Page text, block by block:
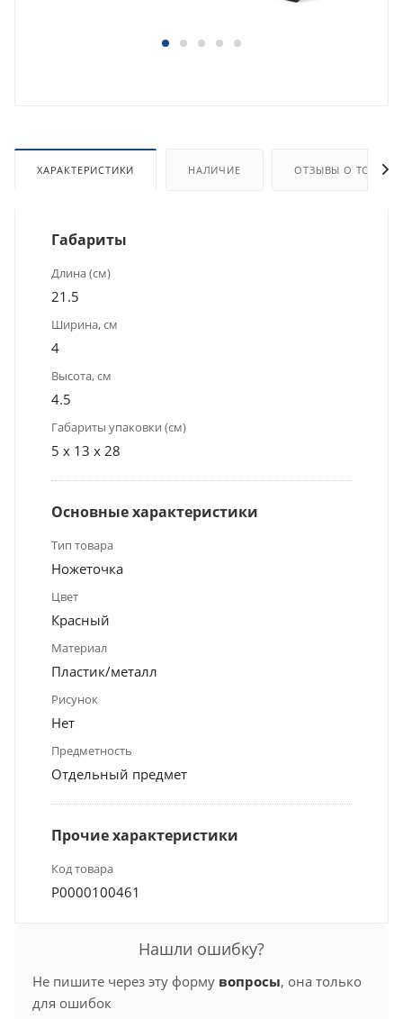
ХАРАКТЕРИСТИКИ НАЛИЧИЕ ОТЗЫВЫ О ТОВАРЕ
Габариты
Длина (см)
21.5
Ширина, см
4
Высота, см
4.5
Габариты упаковки (см)
5 x 13 x 28
Основные характеристики
Тип товара
Ножеточка
Цвет
Красный
Материал
Пластик/металл
Рисунок
Нет
Предметность
Отдельный предмет
Прочие характеристики
Код товара
Р0000100461
Нашли ошибку?
Не пишите через эту форму вопросы, она только
для ошибок